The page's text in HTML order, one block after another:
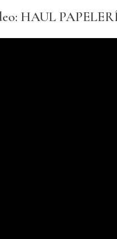
HAUL